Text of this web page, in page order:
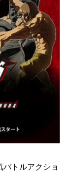
トルアクショ